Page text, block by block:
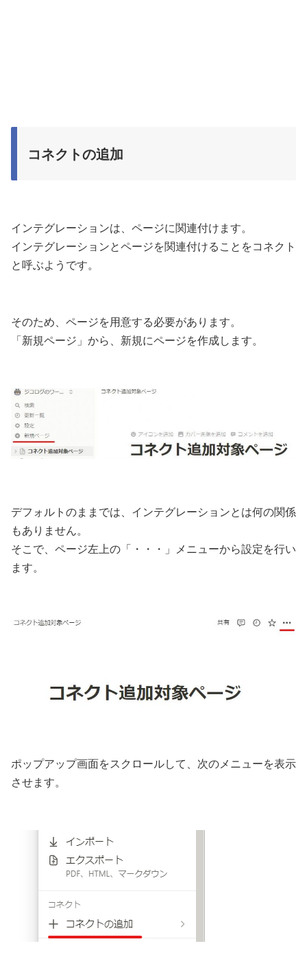
コネクトの追加
インテグレーションは、ページに関連付けます。
インテグレーションとページを関連付けることをコネクト
と呼ぶようです。
そのため、ページを用意する必要があります。
「新規ページ」から、新規にページを作成します。
デフォルトのままでは、インテグレーションとは何の関係
もありません。
そこで、ページ左上の「・・・」メニューから設定を行い
ます。
ポップアップ画面をスクロールして、次のメニューを表示
させます。